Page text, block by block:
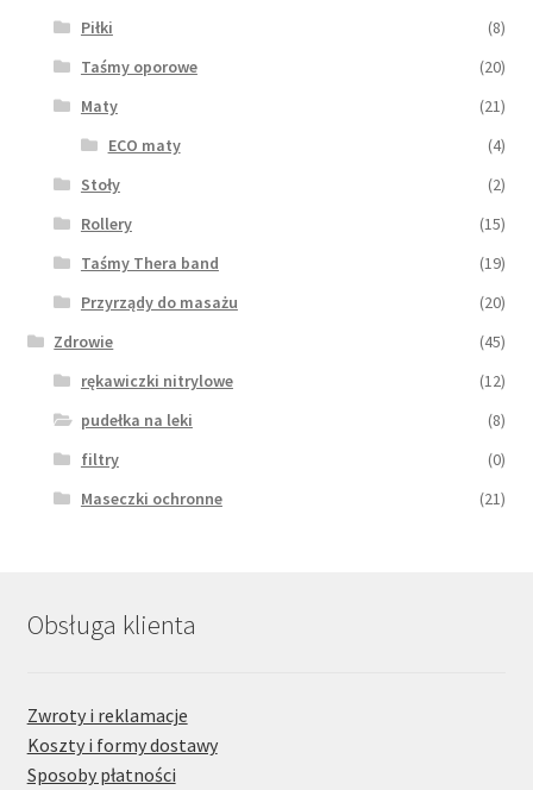
Piłki
(8)
Taśmy oporowe
(20)
Maty
(21)
ECO maty
(4)
Stoły
(2)
Rollery
(15)
Taśmy Thera band
(19)
Przyrządy do masażu
(20)
Zdrowie
(45)
rękawiczki nitrylowe
(12)
pudełka na leki
(8)
filtry
(0)
Maseczki ochronne
(21)
Obsługa klienta
Zwroty i reklamacje
Koszty i formy dostawy
Sposoby płatności